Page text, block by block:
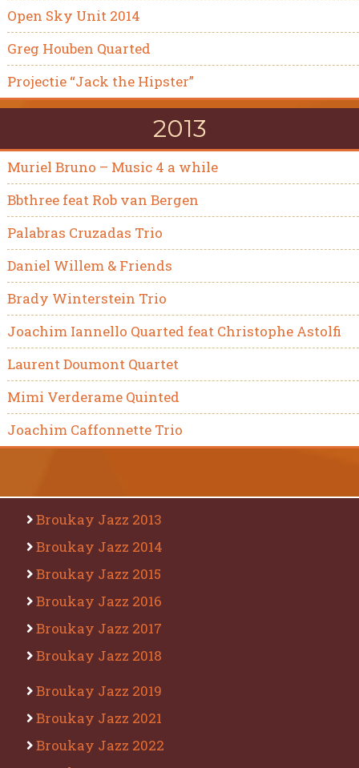
Open Sky Unit 2014
Greg Houben Quarted
Projectie “Jack the Hipster”
2013
Muriel Bruno – Music 4 a while
Bbthree feat Rob van Bergen
Palabras Cruzadas Trio
Daniel Willem & Friends
Brady Winterstein Trio
Joachim Iannello Quarted feat Christophe Astolfi
Laurent Doumont Quartet
Mimi Verderame Quinted
Joachim Caffonnette Trio
Broukay Jazz 2013
Broukay Jazz 2014
Broukay Jazz 2015
Broukay Jazz 2016
Broukay Jazz 2017
Broukay Jazz 2018
Broukay Jazz 2019
Broukay Jazz 2021
Broukay Jazz 2022